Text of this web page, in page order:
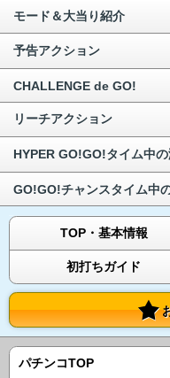
モード＆大当り紹介
予告アクション
CHALLENGE de GO!
リーチアクション
HYPER GO!GO!タイム中の
GO!GO!チャンスタイム中
TOP・基本情報
初打ちガイド
パチンコTOP